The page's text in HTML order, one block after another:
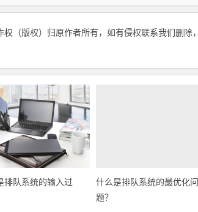
（版权）归原作者所有，如有侵权联系我们删除，
排队系统的输入过
什么是排队系统的最优化问
题？